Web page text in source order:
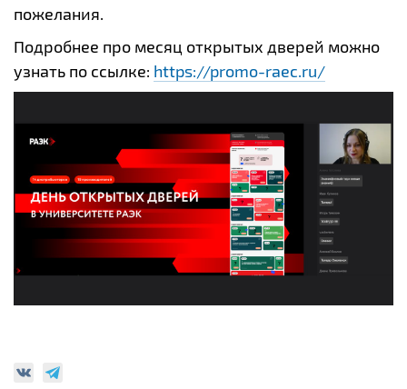
пожелания.
Подробнее про месяц открытых дверей можно
узнать по ссылке: https://promo-raec.ru/